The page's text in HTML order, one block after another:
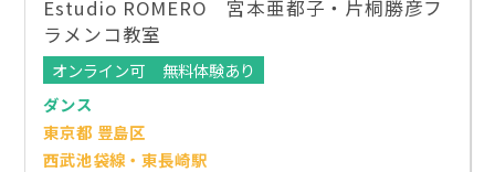
Estudio ROMERO 宮本亜都子・片桐勝彦フ
ラメンコ教室
オンライン可
無料体験あり
ダンス
東京都 豊島区
西武池袋線・東長崎駅